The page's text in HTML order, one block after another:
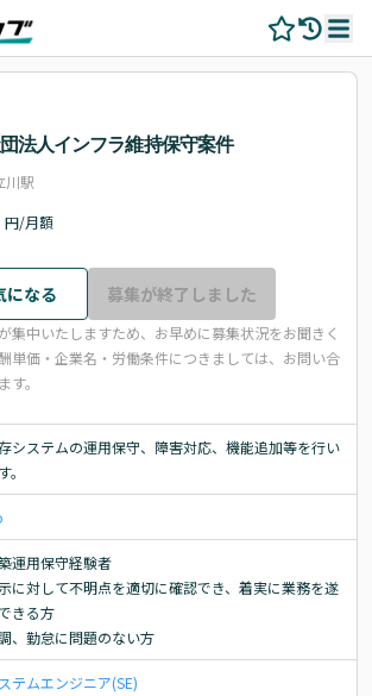
団法人インフラ維持保守案件
川駅
円/月額
になる 募集が終了しました
集中いたしますため、お早めに募集状況をお聞きく
単価・企業名・労働条件につきましては、お問い合
。
システムの運用保守、障害対応、機能追加等を行い
。
運用保守経験者
に対して不明点を適切に確認でき、着実に業務を遂
きる方
、勤怠に問題のない方
テムエンジニア(SE)